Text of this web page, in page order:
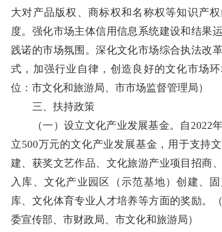
大对产品版权、商标权和名称权等知识产
度。强化市场主体信用信息系统建设和结果
践诺的市场氛围。深化文化市场综合执法改
式 ， 加强行业自律 ，创造良好的文化市场
位：市文化和旅游局、 市市场监督管理局）
三、 扶持政策
（一）设立文化产业发展基金。
自 2022
立500万元的文化产业发展基金，用于支持
建、获奖文艺作品、文化旅游产业项目招商
入库、文化产业园区（示范基地）创建、
库、文化体育专业人才培养等方面的奖励。
委宣传部、市财政局、市文化和旅游局）